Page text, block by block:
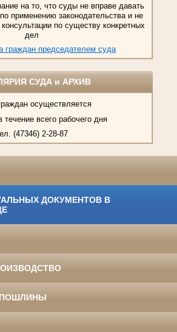
на то, что суды не вправе давать
применению законодательства и не
по существу конкретных
дел
граждан председателем суда
СУДА и АРХИВ
осуществляется
течение всего рабочего дня
(47346) 2-28-87
ДОКУМЕНТОВ В